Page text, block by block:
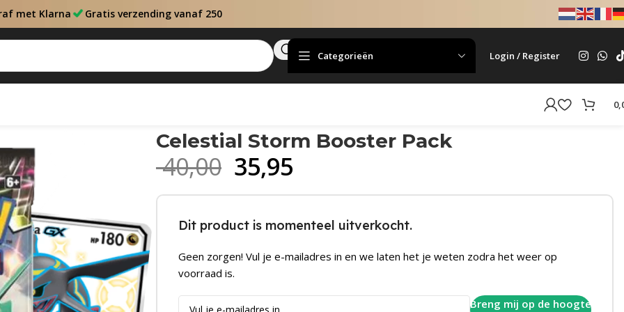
met Klarna Gratis verzending vanaf 250
Categorieën Login / Register
Celestial Storm Booster Pack
40,00 35,95
Dit product is momenteel uitverkocht.
Geen zorgen! Vul je e-mailadres in en we laten het je weten zodra het weer op
voorraad is.
Breng mij op de hoogte